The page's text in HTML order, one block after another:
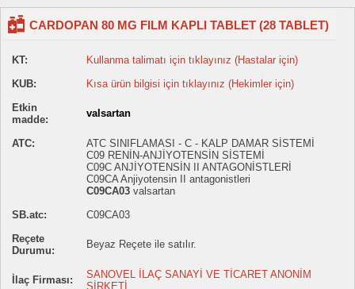
CARDOPAN 80 MG FILM KAPLI TABLET (28 TABLET)
KT:
Kullanma talimatı için tıklayınız (Hastalar için)
KUB:
Kısa ürün bilgisi için tıklayınız (Hekimler için)
Etkin
madde:
valsartan
ATC:
ATC SINIFLAMASI - C - KALP DAMAR SİSTEMİ
C09 RENİN-ANJİYOTENSİN SİSTEMİ
C09C ANJİYOTENSİN II ANTAGONİSTLERİ
C09CA Anjiyotensin II antagonistleri
C09CA03 valsartan
SB.atc:
C09CA03
Reçete
Durumu:
Beyaz Reçete ile satılır.
İlaç Firması:
SANOVEL İLAÇ SANAYİ VE TİCARET ANONİM
ŞİRKETİ